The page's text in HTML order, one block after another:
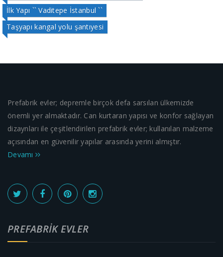
İlk Yapı `` Vaditepe İstanbul ``
Taşyapı kangal yolu şantıyesi
Prefabrik evler; depremle birçok defa sarsılan ülkemizde
önemli yer almaktadır. Can kurtaran yapısı ve konfor sağlayan
dizaynları ile çeşitlendirilen prefabrik evler; kullanılan malzeme
açısından en güvenilir yapılar arasında yerini almıştır.
Devamı
PREFABRIK EVLER